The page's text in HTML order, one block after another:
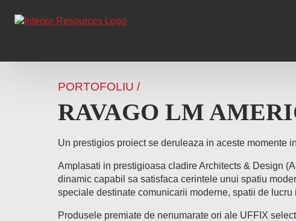
PORTOFOLIU /
RAVAGO LM
Un prestigios proiect se deruleaza in aceste momente
Amplasati in prestigioasa cladire Architects & Design
dinamic capabil sa satisfaca cerintele unui spatiu
speciale destinate comunicarii moderne, spatii de
Produsele premiate de nenumarate ori ale UFFIX